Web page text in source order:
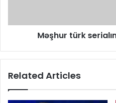
Məşhur türk
Related Articles